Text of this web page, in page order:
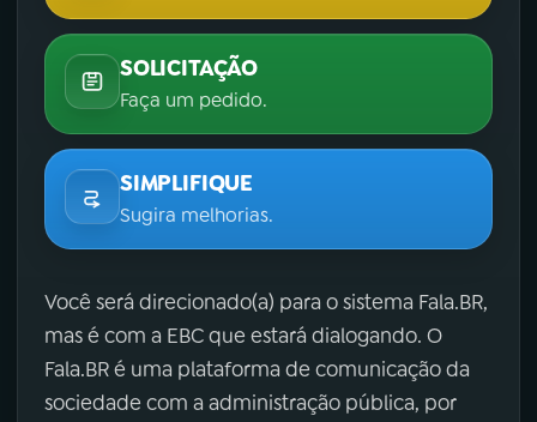
SOLICITAÇÃO
Faça um pedido.
SIMPLIFIQUE
Sugira melhorias.
Você será direcionado(a) para o sistema Fala.BR,
mas é com a EBC que estará dialogando. O
Fala.BR é uma plataforma de comunicação da
sociedade com a administração pública, por